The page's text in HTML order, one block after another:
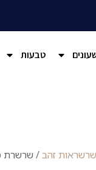
טבעות
שרשראות זהב/ שרשרת